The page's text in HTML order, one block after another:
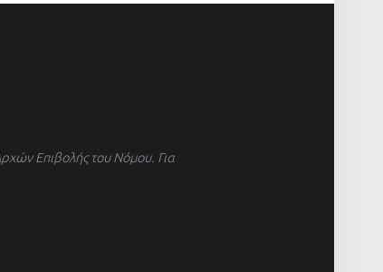
Επιβολής του Νόμου. Για